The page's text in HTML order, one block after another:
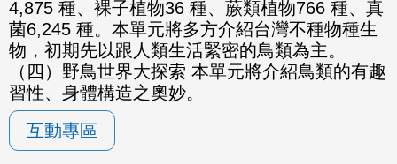
4,875 種、裸子植物36 種、蕨類植物766 種、真
菌6,245 種。本單元將多方介紹台灣不種物種生
物，初期先以跟人類生活緊密的鳥類為主。
（四）野鳥世界大探索 本單元將介紹鳥類的有趣
習性、身體構造之奧妙。
互動專區